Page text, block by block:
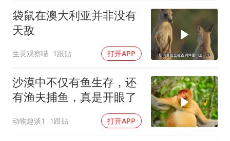
袋鼠在澳大利亚并非没有
天敌
生灵观察喵 1跟贴 打开APP
沙漠中不仅有鱼生存，还
有渔夫捕鱼，真是开眼了
动物趣谈1 1跟贴 打开APP